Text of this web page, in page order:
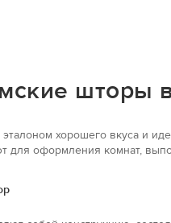
шторы
хорошего вкуса и
для оформления комнат,